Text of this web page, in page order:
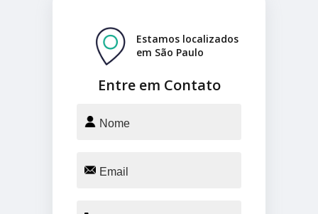
Entre em Contato
Estamos localizados
em São Paulo